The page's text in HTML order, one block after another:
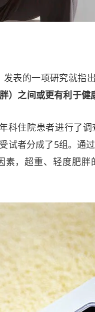
表的一项研究就指出
）之间或更有利于健
科住院患者进行了
试者分成了5组。通
，超重、轻度肥胖